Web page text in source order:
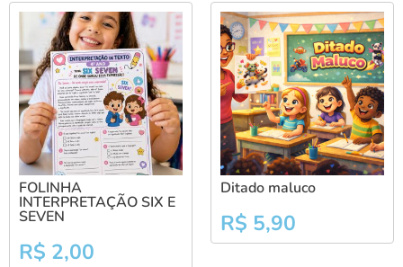
FOLINHA
INTERPRETAÇÃO SIX E
SEVEN
R$ 2,00
Ditado maluco
R$ 5,90